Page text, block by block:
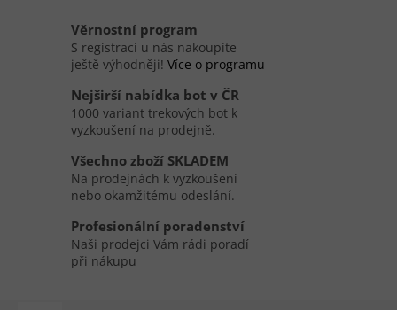
Věrnostní program
S registrací u nás nakoupíte
ještě výhodněji! Více o programu
Nejširší nabídka bot v ČR
1000 variant trekových bot k
vyzkoušení na prodejně.
Všechno zboží SKLADEM
Na prodejnách k vyzkoušení
nebo okamžitému odeslání.
Profesionální poradenství
Naši prodejci Vám rádi poradí
při nákupu